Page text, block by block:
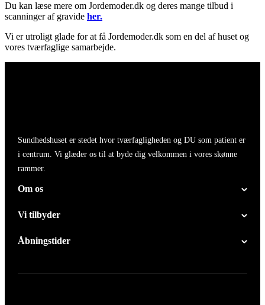
Du kan læse mere om Jordemoder.dk og deres mange tilbud i
scanninger af gravide her.
Vi er utroligt glade for at få Jordemoder.dk som en del af huset og
vores tværfaglige samarbejde.
Sundhedshuset er stedet hvor tværfagligheden og DU som patient er
i centrum. Vi glæder os til at byde dig velkommen i vores skønne
rammer.
Om os
Vi tilbyder
Åbningstider